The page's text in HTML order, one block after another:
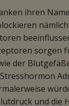
ihren
sorgen
der
und die